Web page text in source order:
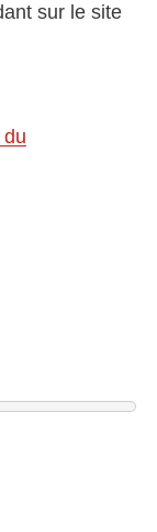
sur le site